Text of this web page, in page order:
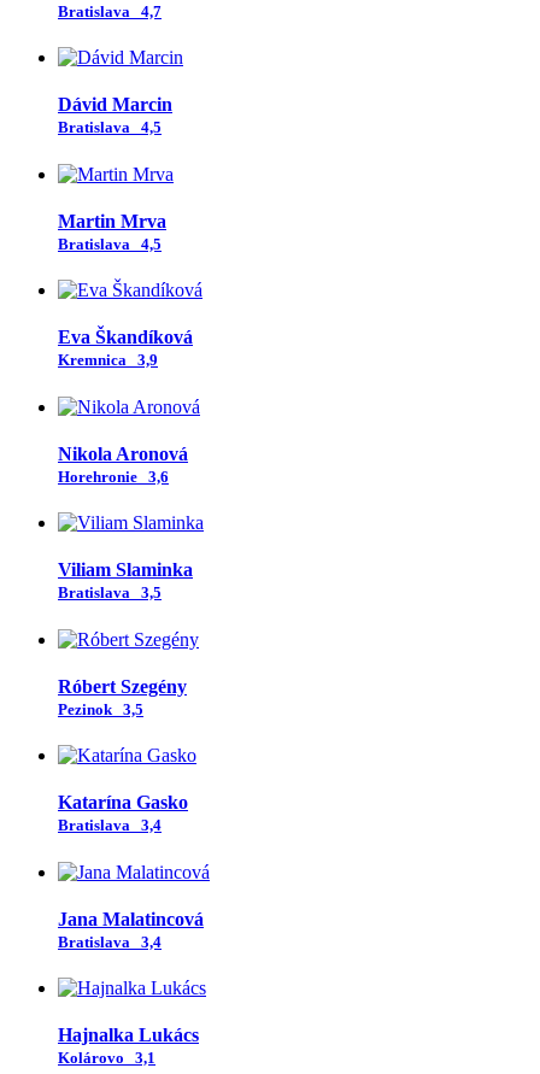
Bratislava 4,7
Dávid Marcin
Bratislava 4,5
Martin Mrva
Bratislava 4,5
Eva Škandíková
Kremnica 3,9
Nikola Aronová
Horehronie 3,6
Viliam Slaminka
Bratislava 3,5
Róbert Szegény
Pezinok 3,5
Katarína Gasko
Bratislava 3,4
Jana Malatincová
Bratislava 3,4
Hajnalka Lukács
Kolárovo 3,1